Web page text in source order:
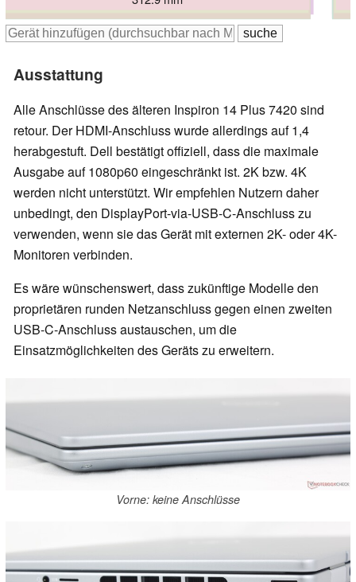
314 mm
314 mm
314 mm
Ausstattung
Alle Anschlüsse des älteren Inspiron 14 Plus 7420 sind
retour. Der HDMI-Anschluss wurde allerdings auf 1,4
herabgestuft. Dell bestätigt offiziell, dass die maximale
Ausgabe auf 1080p60 eingeschränkt ist. 2K bzw. 4K
werden nicht unterstützt. Wir empfehlen Nutzern daher
unbedingt, den DisplayPort-via-USB-C-Anschluss zu
verwenden, wenn sie das Gerät mit externen 2K- oder 4K-
Monitoren verbinden.
Es wäre wünschenswert, dass zukünftige Modelle den
proprietären runden Netzanschluss gegen einen zweiten
USB-C-Anschluss austauschen, um die
Einsatzmöglichkeiten des Geräts zu erweitern.
Vorne: keine Anschlüsse